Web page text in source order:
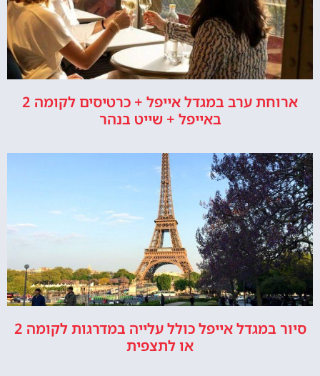
ארוחת ערב במגדל אייפל + כרטיסים לקומה 2
באייפל + שייט בנהר
סיור במגדל אייפל כולל עלייה במדרגות לקומה 2
או לתצפית